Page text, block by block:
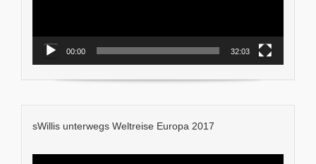
00:00 32:03
sWillis unterwegs Weltreise Europa 2017